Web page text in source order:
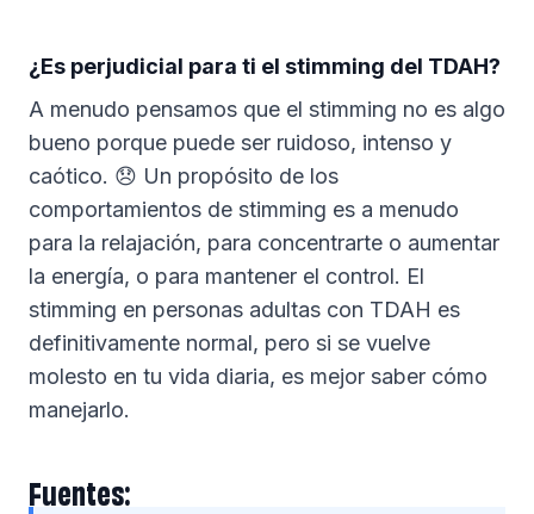
¿Es perjudicial para ti el stimming del TDAH?
A menudo pensamos que el stimming no es algo
bueno porque puede ser ruidoso, intenso y
caótico. 😞 Un propósito de los
comportamientos de stimming es a menudo
para la relajación, para concentrarte o aumentar
la energía, o para mantener el control. El
stimming en personas adultas con TDAH es
definitivamente normal, pero si se vuelve
molesto en tu vida diaria, es mejor saber cómo
manejarlo.
Fuentes: